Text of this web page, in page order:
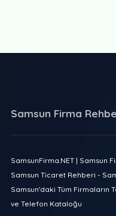
Samsun Firma
SamsunFirma.NET | Samsun
Samsun Ticaret Rehberi -
Samsun'daki Tüm Firmaların
ve Telefon Kataloğu